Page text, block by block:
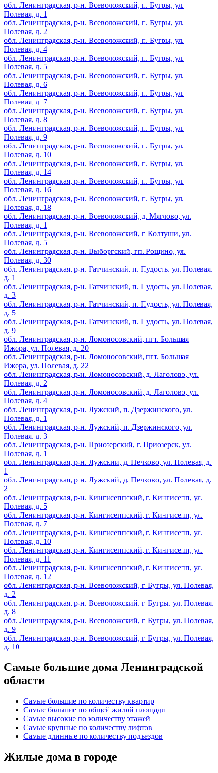
обл. Ленинградская, р-н. Всеволожский, п. Бугры, ул.
Полевая, д. 1
обл. Ленинградская, р-н. Всеволожский, п. Бугры, ул.
Полевая, д. 2
обл. Ленинградская, р-н. Всеволожский, п. Бугры, ул.
Полевая, д. 4
обл. Ленинградская, р-н. Всеволожский, п. Бугры, ул.
Полевая, д. 5
обл. Ленинградская, р-н. Всеволожский, п. Бугры, ул.
Полевая, д. 6
обл. Ленинградская, р-н. Всеволожский, п. Бугры, ул.
Полевая, д. 7
обл. Ленинградская, р-н. Всеволожский, п. Бугры, ул.
Полевая, д. 8
обл. Ленинградская, р-н. Всеволожский, п. Бугры, ул.
Полевая, д. 9
обл. Ленинградская, р-н. Всеволожский, п. Бугры, ул.
Полевая, д. 10
обл. Ленинградская, р-н. Всеволожский, п. Бугры, ул.
Полевая, д. 14
обл. Ленинградская, р-н. Всеволожский, п. Бугры, ул.
Полевая, д. 16
обл. Ленинградская, р-н. Всеволожский, п. Бугры, ул.
Полевая, д. 18
обл. Ленинградская, р-н. Всеволожский, д. Мяглово, ул.
Полевая, д. 1
обл. Ленинградская, р-н. Всеволожский, г. Колтуши, ул.
Полевая, д. 5
обл. Ленинградская, р-н. Выборгский, гп. Рощино, ул.
Полевая, д. 30
обл. Ленинградская, р-н. Гатчинский, п. Пудость, ул. Полевая,
д. 1
обл. Ленинградская, р-н. Гатчинский, п. Пудость, ул. Полевая,
д. 3
обл. Ленинградская, р-н. Гатчинский, п. Пудость, ул. Полевая,
д. 5
обл. Ленинградская, р-н. Гатчинский, п. Пудость, ул. Полевая,
д. 9
обл. Ленинградская, р-н. Ломоносовский, пгт. Большая
Ижора, ул. Полевая, д. 20
обл. Ленинградская, р-н. Ломоносовский, пгт. Большая
Ижора, ул. Полевая, д. 22
обл. Ленинградская, р-н. Ломоносовский, д. Лаголово, ул.
Полевая, д. 2
обл. Ленинградская, р-н. Ломоносовский, д. Лаголово, ул.
Полевая, д. 4
обл. Ленинградская, р-н. Лужский, п. Дзержинского, ул.
Полевая, д. 1
обл. Ленинградская, р-н. Лужский, п. Дзержинского, ул.
Полевая, д. 3
обл. Ленинградская, р-н. Приозерский, г. Приозерск, ул.
Полевая, д. 1
обл. Ленинградская, р-н. Лужский, д. Печково, ул. Полевая, д.
1
обл. Ленинградская, р-н. Лужский, д. Печково, ул. Полевая, д.
2
обл. Ленинградская, р-н. Кингисеппский, г. Кингисепп, ул.
Полевая, д. 5
обл. Ленинградская, р-н. Кингисеппский, г. Кингисепп, ул.
Полевая, д. 7
обл. Ленинградская, р-н. Кингисеппский, г. Кингисепп, ул.
Полевая, д. 10
обл. Ленинградская, р-н. Кингисеппский, г. Кингисепп, ул.
Полевая, д. 11
обл. Ленинградская, р-н. Кингисеппский, г. Кингисепп, ул.
Полевая, д. 12
обл. Ленинградская, р-н. Всеволожский, г. Бугры, ул. Полевая,
д. 2
обл. Ленинградская, р-н. Всеволожский, г. Бугры, ул. Полевая,
д. 8
обл. Ленинградская, р-н. Всеволожский, г. Бугры, ул. Полевая,
д. 9
обл. Ленинградская, р-н. Всеволожский, г. Бугры, ул. Полевая,
д. 10
Самые большие дома Ленинградской
области
Самые большие по количеству квартир
Самые большие по общей жилой площади
Самые высокие по количеству этажей
Самые крупные по количеству лифтов
Самые длинные по количеству подъездов
Жилые дома в городе